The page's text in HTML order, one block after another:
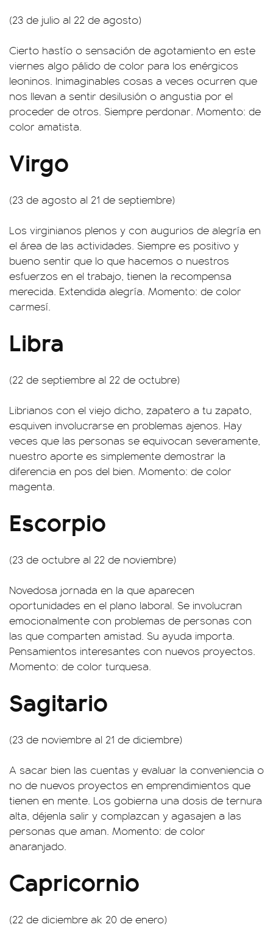
(23 de julio al 22 de agosto)
Cierto hastío o sensación de agotamiento en este
viernes algo pálido de color para los enérgicos
leoninos. Inimaginables cosas a veces ocurren que
nos llevan a sentir desilusión o angustia por el
proceder de otros. Siempre perdonar. Momento: de
color amatista.
Virgo
(23 de agosto al 21 de septiembre)
Los virginianos plenos y con augurios de alegría en
el área de las actividades. Siempre es positivo y
bueno sentir que lo que hacemos o nuestros
esfuerzos en el trabajo, tienen la recompensa
merecida. Extendida alegría. Momento: de color
carmesí.
Libra
(22 de septiembre al 22 de octubre)
Librianos con el viejo dicho, zapatero a tu zapato,
esquiven involucrarse en problemas ajenos. Hay
veces que las personas se equivocan severamente,
nuestro aporte es simplemente demostrar la
diferencia en pos del bien. Momento: de color
magenta.
Escorpio
(23 de octubre al 22 de noviembre)
Novedosa jornada en la que aparecen
oportunidades en el plano laboral. Se involucran
emocionalmente con problemas de personas con
las que comparten amistad. Su ayuda importa.
Pensamientos interesantes con nuevos proyectos.
Momento: de color turquesa.
Sagitario
(23 de noviembre al 21 de diciembre)
A sacar bien las cuentas y evaluar la conveniencia o
no de nuevos proyectos en emprendimientos que
tienen en mente. Los gobierna una dosis de ternura
alta, déjenla salir y complazcan y agasajen a las
personas que aman. Momento: de color
anaranjado.
Capricornio
(22 de diciembre ak 20 de enero)